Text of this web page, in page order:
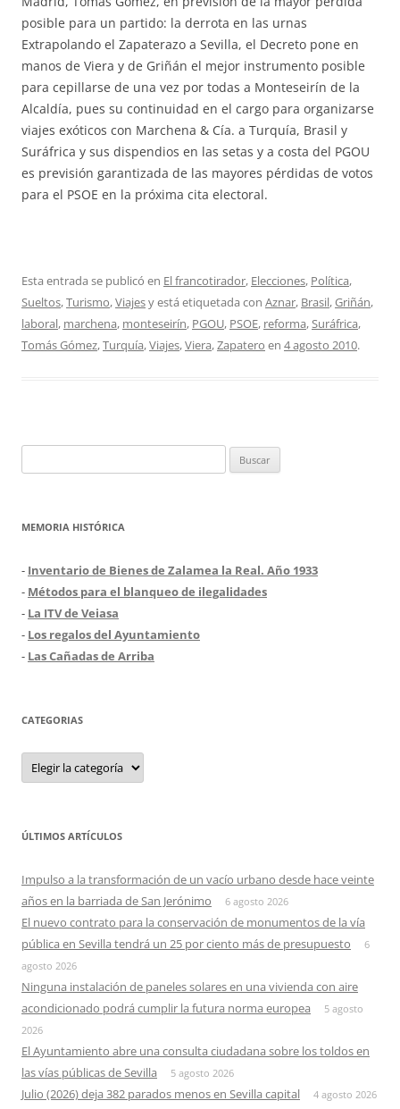
posible para un partido: la derrota en las urnas
Extrapolando el Zapaterazo a Sevilla, el Decreto pone en
manos de Viera y de Griñán el mejor instrumento posible
para cepillarse de una vez por todas a Monteseirín de la
Alcaldía, pues su continuidad en el cargo para organizarse
viajes exóticos con Marchena & Cía. a Turquía, Brasil y
Suráfrica y sus dispendios en las setas y a costa del PGOU
es previsión garantizada de las mayores pérdidas de votos
para el PSOE en la próxima cita electoral.
Esta entrada se publicó en El francotirador, Elecciones, Política,
Sueltos,Turismo,Viajesy está etiquetada con Aznar, Brasil,Griñán,
laboral, marchena, monteseirín, PGOU, PSOE, reforma,Suráfrica,
Tomás Gómez,Turquía,Viajes,Viera,Zapatero en 4 agosto 2010.
MEMORIA HISTÓRICA
- Inventario de Bienes de Zalamea la Real. Año 1933
- Métodos para el blanqueo de ilegalidades
- La ITV de Veiasa
- Los regalos del Ayuntamiento
- Las Cañadas de Arriba
CATEGORIAS
Categorias
ÚLTIMOS ARTÍCULOS
Impulso a la transformación de un vacío urbano desde hace veinte
años en la barriada de San Jerónimo
6 agosto 2026
El nuevo contrato para la conservación de monumentos de la vía
pública en Sevilla tendrá un 25 por ciento más de presupuesto
6
agosto 2026
Ninguna instalación de paneles solares en una vivienda con aire
acondicionado podrá cumplir la futura norma europea
5 agosto
2026
El Ayuntamiento abre una consulta ciudadana sobre los toldos en
las vías públicas de Sevilla
5 agosto 2026
Julio (2026) deja 382 parados menos en Sevilla capital 4 agosto 2026